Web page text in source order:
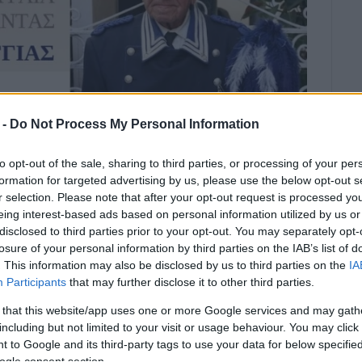
Do Not Process My Personal Information
opt-out of the sale, sharing to third parties, or processing of your
for targeted advertising by us, please use the below opt-out
selection. Please note that after your opt-out request is processed
interest-based ads based on personal information utilized by us
to third parties prior to your opt-out. You may separately
of your personal information by third parties on the IAB’s list of
This information may also be disclosed by us to third parties on the
Participants that may further disclose it to other third parties.
that this website/app uses one or more Google services and may
but not limited to your visit or usage behaviour. You may
to Google and its third-party tags to use your data for below
ΕΛΕΝΗ ΚΟΡΩΝΑΚΗ
- Σολίστ: Πάτρικ - Νικόλαος